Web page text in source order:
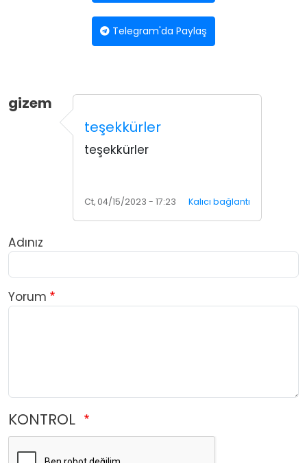
Telegram'da Paylaş
gizem
teşekkürler
teşekkürler
Ct, 04/15/2023 - 17:23 Kalıcı bağlantı
Adınız
Yorum
KONTROL